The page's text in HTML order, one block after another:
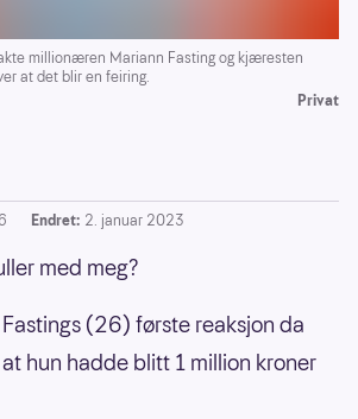
millionæren Mariann Fasting og kjæresten
at det blir en feiring.
Privat
Endret: 2. januar 2023
med meg?
(26) første reaksjon da
hun hadde blitt 1 million kroner